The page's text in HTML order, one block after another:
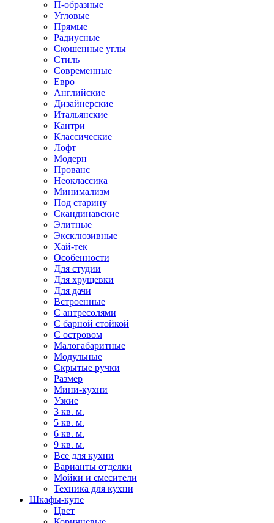
П-образные
Угловые
Прямые
Радиусные
Скошенные углы
Стиль
Современные
Евро
Английские
Дизайнерские
Итальянские
Кантри
Классические
Лофт
Модерн
Прованс
Неоклассика
Минимализм
Под старину
Скандинавские
Элитные
Эксклюзивные
Хай-тек
Особенности
Для студии
Для хрущевки
Для дачи
Встроенные
С антресолями
С барной стойкой
С островом
Малогабаритные
Модульные
Скрытые ручки
Размер
Мини-кухни
Узкие
3 кв. м.
5 кв. м.
6 кв. м.
9 кв. м.
Все для кухни
Варианты отделки
Мойки и смесители
Техника для кухни
Шкафы-купе
Цвет